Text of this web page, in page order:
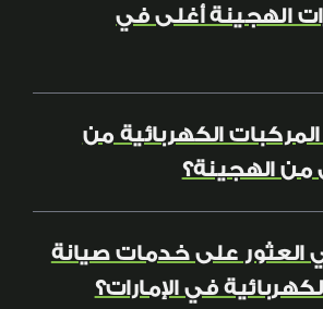
الهجينة أغلى في
الكهربائية من
من الهجينة؟
العثور على خدمات صيانة
في الإمارات؟